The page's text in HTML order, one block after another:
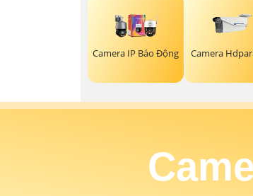
Camera IP Báo Động Camera